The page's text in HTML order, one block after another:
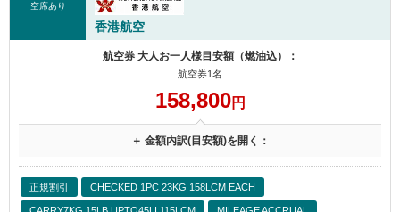
空席あり
香港航空
航空券 大人お一人様目安額（燃油込）：
航空券1名
158,800円
＋ 金額内訳(目安額)を開く：
正規割引 CHECKED 1PC 23KG 158LCM EACH